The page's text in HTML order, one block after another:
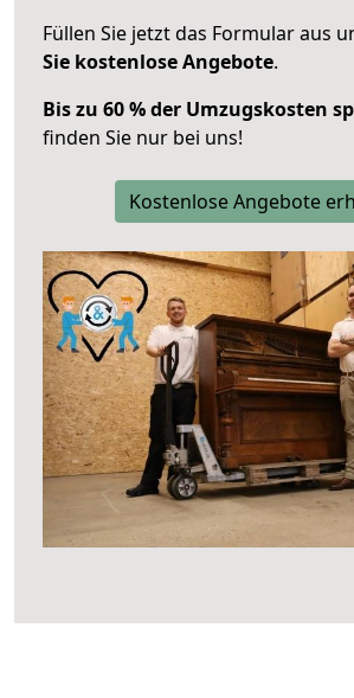
Füllen Sie jetzt das Formular aus
Sie kostenlose Angebote.
Bis zu 60 % der Umzugskosten
finden Sie nur bei uns!
Kostenlose Angebote